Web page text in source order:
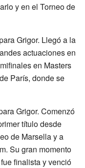
y en el Torneo de
Grigor. Llegó a la
actuaciones en
en Masters
París, donde se
Grigor. Comenzó
título desde
de Marsella y a
Su gran momento
finalista y venció